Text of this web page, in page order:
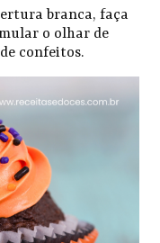
branca, faça
o olhar de
confeitos.